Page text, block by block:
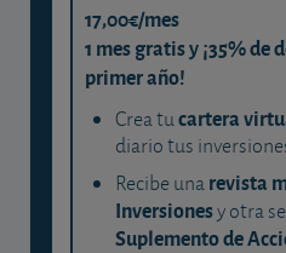
17,00€/mes
1 mes gratis y ¡35% de
primer año!
Crea tucartera
diario tus
Recibe unarevista
Inversionesy otra
Suplemento de